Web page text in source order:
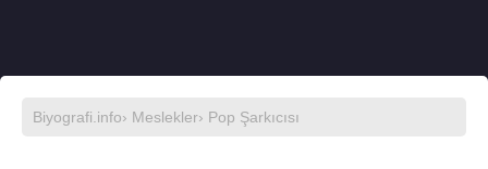
Biyografi.info› Meslekler› Pop Şarkıcısı